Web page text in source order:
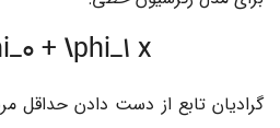
+ \phi_1 x
گرادیان تابع از دست دادن حداقل